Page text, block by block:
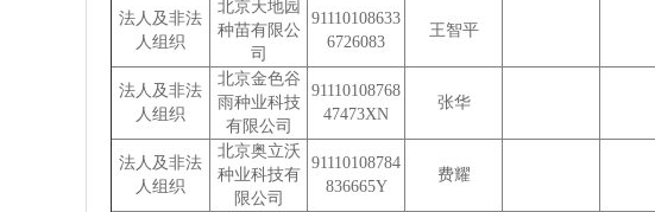
法人及非法
人组织
北京天地园
种苗有限公
司
91110108633
6726083
王智平
法人及非法
人组织
北京金色谷
雨种业科技
有限公司
91110108768
47473XN
张华
法人及非法
人组织
北京奥立沃
种业科技有
限公司
91110108784
836665Y
费耀